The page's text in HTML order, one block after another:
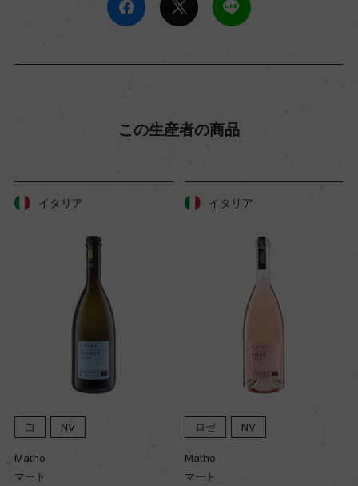
この生産者の商品
イタリア
白 NV
Matho
マート
イタリア
ロゼ NV
Matho
マート